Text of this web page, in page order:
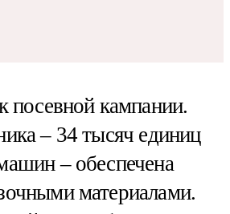
посевной кампании.
– 34 тысяч единиц
– обеспечена
материалами.